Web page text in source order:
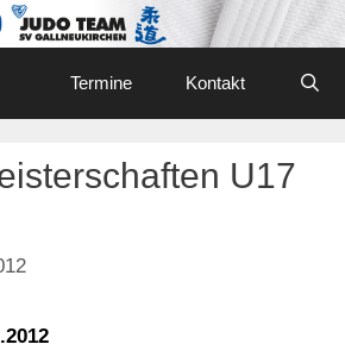
Termine Kontakt
U17